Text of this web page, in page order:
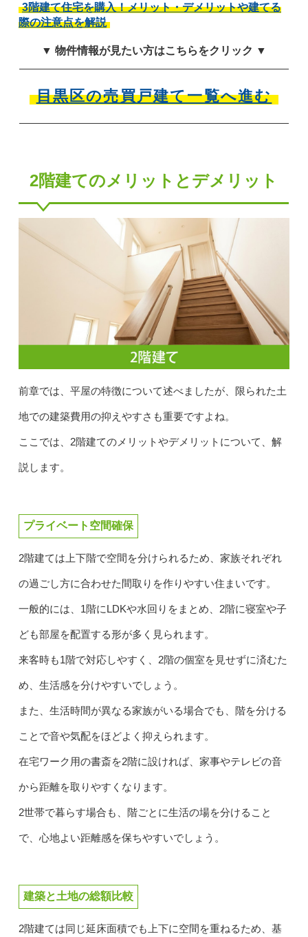
3階建て住宅を購入！メリット・デメリットや建てる
際の注意点を解説
▼ 物件情報が見たい方はこちらをクリック ▼
目黒区の売買戸建て一覧へ進む
2階建てのメリットとデメリット
前章では、平屋の特徴について述べましたが、限られた土
地での建築費用の抑えやすさも重要ですよね。
ここでは、2階建てのメリットやデメリットについて、解
説します。
プライベート空間確保
2階建ては上下階で空間を分けられるため、家族それぞれ
の過ごし方に合わせた間取りを作りやすい住まいです。
一般的には、1階にLDKや水回りをまとめ、2階に寝室や子
ども部屋を配置する形が多く見られます。
来客時も1階で対応しやすく、2階の個室を見せずに済むた
め、生活感を分けやすいでしょう。
また、生活時間が異なる家族がいる場合でも、階を分ける
ことで音や気配をほどよく抑えられます。
在宅ワーク用の書斎を2階に設ければ、家事やテレビの音
から距離を取りやすくなります。
2世帯で暮らす場合も、階ごとに生活の場を分けること
で、心地よい距離感を保ちやすいでしょう。
建築と土地の総額比較
2階建ては同じ延床面積でも上下に空間を重ねるため、基